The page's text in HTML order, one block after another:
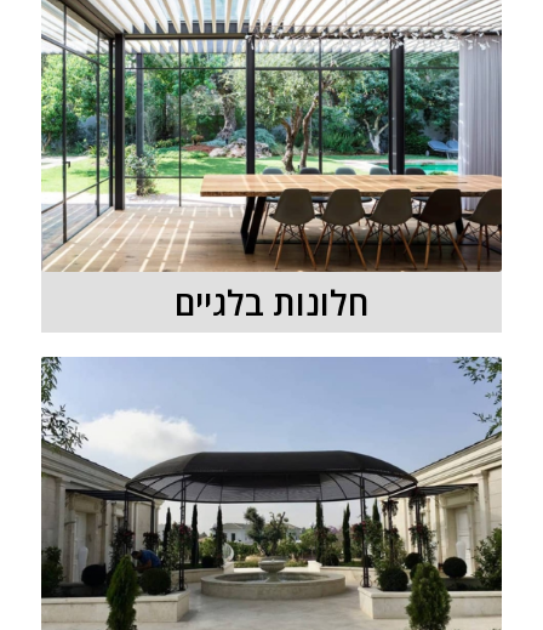
חלונות בלגיים